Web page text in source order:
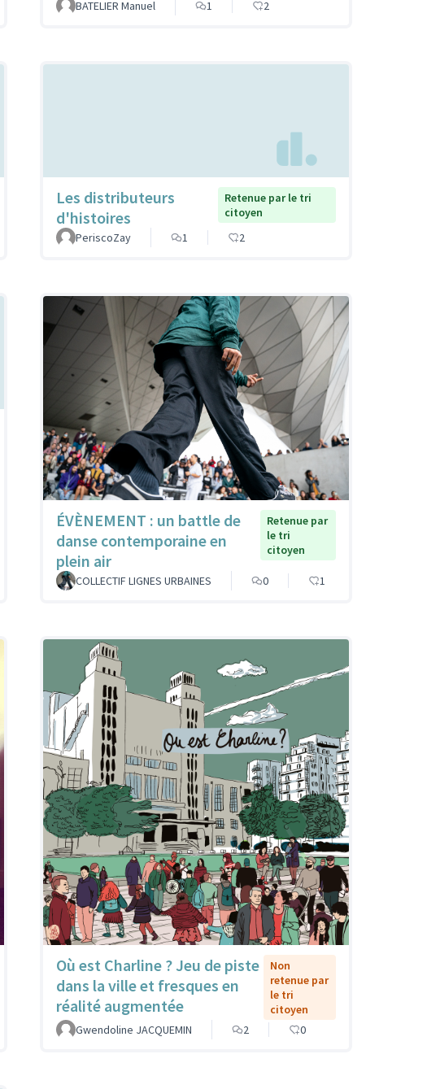
BATELIER Manuel
1 2
Les distributeurs
d'histoires
Retenue par le tri
citoyen
PeriscoZay
1 2
ÉVÈNEMENT : un battle de
danse contemporaine en
plein air
Retenue par
le tri
citoyen
COLLECTIF LIGNES URBAINES 0 1
Où est Charline ? Jeu de piste
dans la ville et fresques en
réalité augmentée
Non
retenue par
le tri
citoyen
Gwendoline JACQUEMIN
2 0